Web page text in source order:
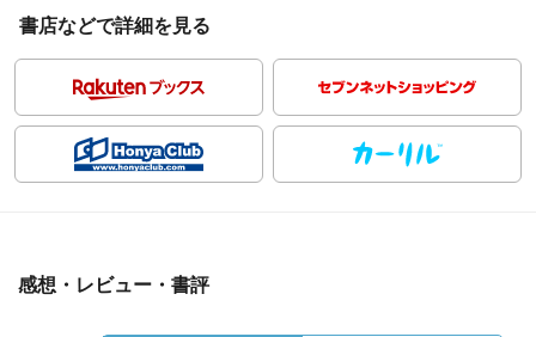
書店などで詳細を見る
感想・レビュー・書評